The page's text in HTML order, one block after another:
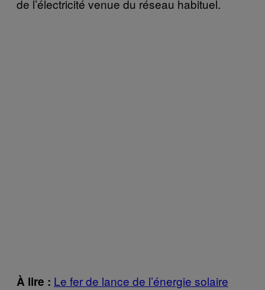
de l’électricité venue du réseau habituel.
À lire : Le fer de lance de l’énergie solaire